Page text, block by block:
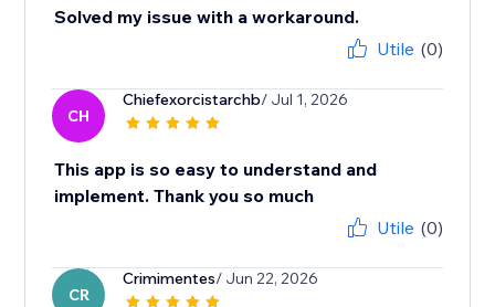
Solved my issue with a workaround.
Utile (0)
CH
Chiefexorcistarchb/ Jul 1, 2026
This app is so easy to understand and
implement. Thank you so much
Utile (0)
CR
Crimimentes/ Jun 22, 2026